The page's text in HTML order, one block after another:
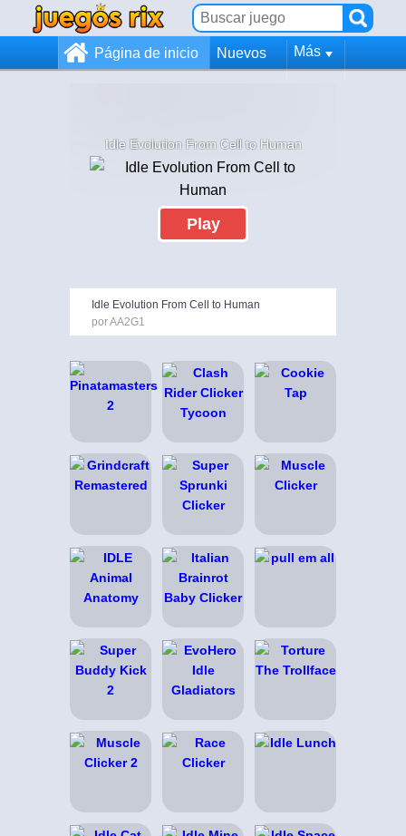
Página de inicio Nuevos Más
Idle Evolution From Cell to Human
Play
Idle Evolution From Cell to Human
por AA2G1